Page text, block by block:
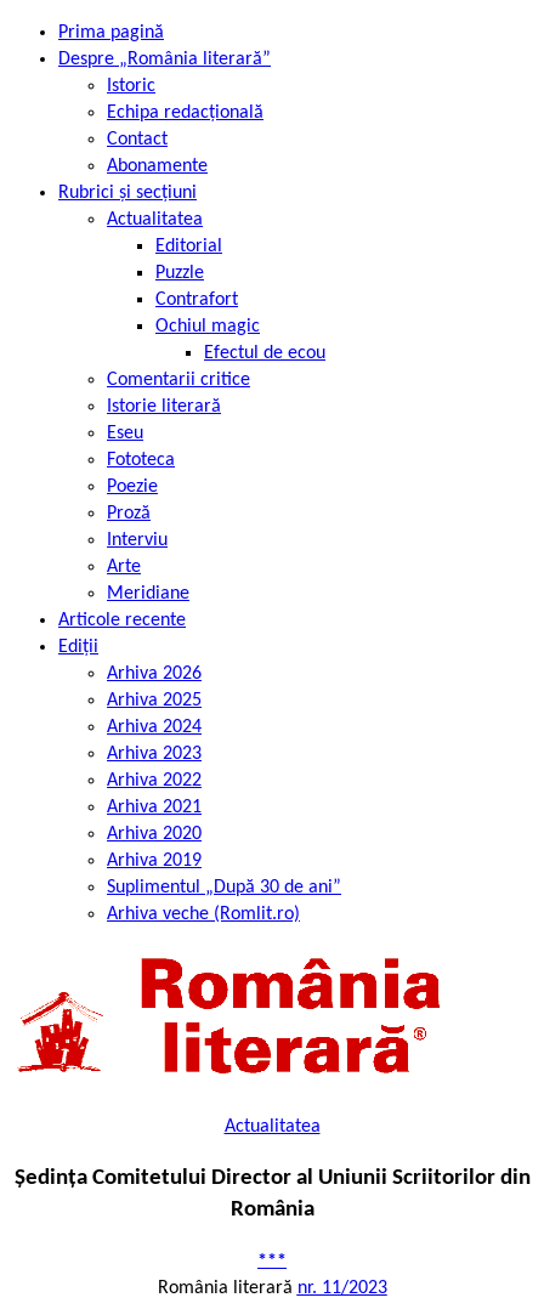
Prima pagină
Despre „România literară”
Istoric
Echipa redacțională
Contact
Abonamente
Rubrici și secțiuni
Actualitatea
Editorial
Puzzle
Contrafort
Ochiul magic
Efectul de ecou
Comentarii critice
Istorie literară
Eseu
Fototeca
Poezie
Proză
Interviu
Arte
Meridiane
Articole recente
Ediții
Arhiva 2026
Arhiva 2025
Arhiva 2024
Arhiva 2023
Arhiva 2022
Arhiva 2021
Arhiva 2020
Arhiva 2019
Suplimentul „După 30 de ani”
Arhiva veche (Romlit.ro)
Actualitatea
Ședinţa Comitetului Director al Uniunii Scriitorilor din
România
***
România literară nr. 11/2023